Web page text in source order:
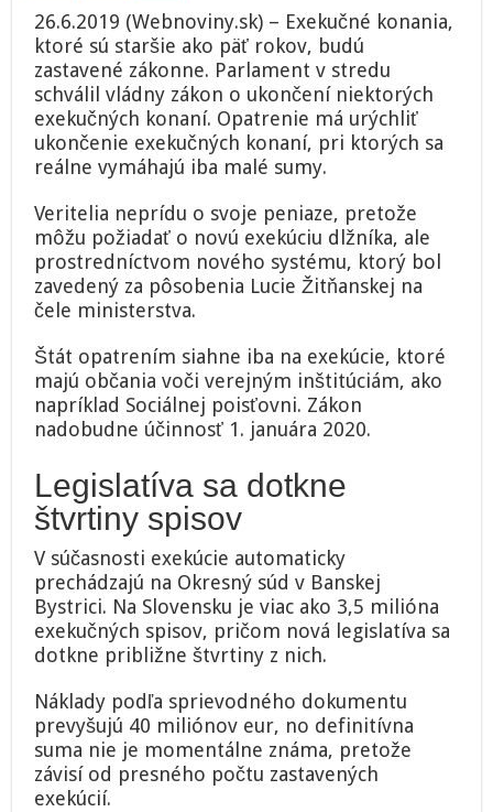
päť
rokov
budú
zákonne
zastavené,
ale
veritelia
o
svoje
neprídu
26.6.2019 (Webnoviny.sk) – Exekučné konania,
ktoré sú staršie ako päť rokov, budú
zastavené zákonne. Parlament v stredu
schválil vládny zákon o ukončení niektorých
exekučných konaní. Opatrenie má urýchliť
ukončenie exekučných konaní, pri ktorých sa
reálne vymáhajú iba malé sumy.
Veritelia neprídu o svoje peniaze, pretože
môžu požiadať o novú exekúciu dlžníka, ale
prostredníctvom nového systému, ktorý bol
zavedený za pôsobenia Lucie Žitňanskej na
čele ministerstva.
Štát opatrením siahne iba na exekúcie, ktoré
majú občania voči verejným inštitúciám, ako
napríklad Sociálnej poisťovni. Zákon
nadobudne účinnosť 1. januára 2020.
Legislatíva sa dotkne
štvrtiny spisov
V súčasnosti exekúcie automaticky
prechádzajú na Okresný súd v Banskej
Bystrici. Na Slovensku je viac ako 3,5 milióna
exekučných spisov, pričom nová legislatíva sa
dotkne približne štvrtiny z nich.
Náklady podľa sprievodného dokumentu
prevyšujú 40 miliónov eur, no definitívna
suma nie je momentálne známa, pretože
závisí od presného počtu zastavených
exekúcií.